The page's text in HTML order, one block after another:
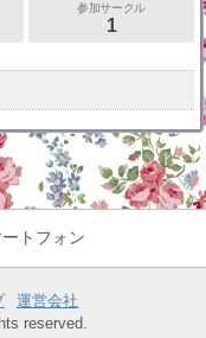
参加サークル
1
トフォン
運営会社
reserved.